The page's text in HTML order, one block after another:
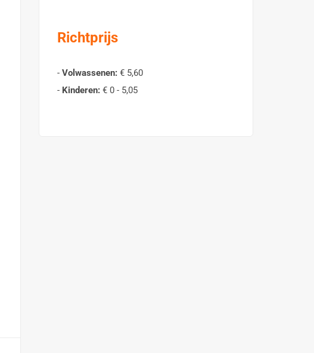
Richtprijs
- Volwassenen: € 5,60
- Kinderen: € 0 - 5,05